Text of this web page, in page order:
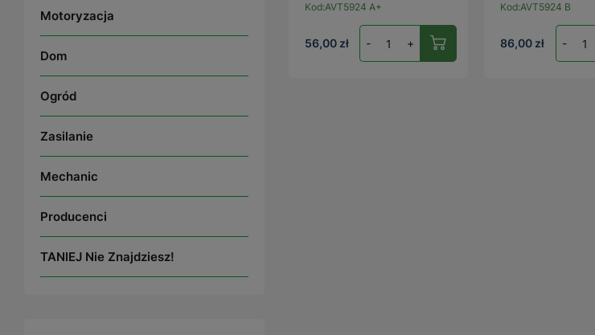
Motoryzacja
Dom
Ogród
Zasilanie
Mechanic
Producenci
TANIEJ Nie Znajdziesz!
Kod:AVT5924 A+
56,00 zł - +
Kod:AVT5924 B
86,00 zł -